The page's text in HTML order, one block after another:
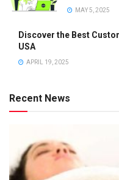
MAY 5, 2025
Discover the Best
USA
APRIL 19, 2025
Recent News